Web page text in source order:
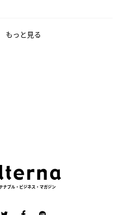
もっと見る
ナブル・ビジネス・マガジン